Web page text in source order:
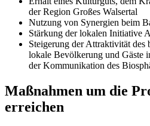
der Region Großes Walsertal
Nutzung von Synergien beim
Stärkung der lokalen Initiative
Steigerung der Attraktivität des
lokale Bevölkerung und Gäste
der Kommunikation des
Maßnahmen um die
erreichen